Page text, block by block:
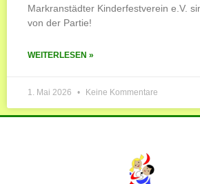
Markranstädter Kinderfestverein e.V.
von der Partie!
WEITERLESEN »
1. Mai 2026 Keine Kommentare